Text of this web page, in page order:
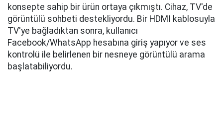
konsepte sahip bir ürün ortaya çıkmıştı. Cihaz, TV'de
görüntülü sohbeti destekliyordu. Bir HDMI kablosuyla
TV'ye bağladıktan sonra, kullanıcı
Facebook/WhatsApp hesabına giriş yapıyor ve ses
kontrolü ile belirlenen bir nesneye görüntülü arama
başlatabiliyordu.